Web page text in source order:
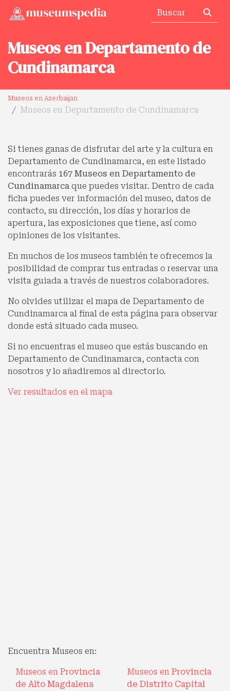
Museos en Departamento de
Cundinamarca
Museos en Azerbaijan
Museos en Departamento de Cundinamarca
Si tienes ganas de disfrutar del arte y la cultura en
Departamento de Cundinamarca, en este listado
encontrarás 167 Museos en Departamento de
Cundinamarca que puedes visitar. Dentro de cada
ficha puedes ver información del museo, datos de
contacto, su dirección, los días y horarios de
apertura, las exposiciones que tiene, así como
opiniones de los visitantes.
En muchos de los museos también te ofrecemos la
posibilidad de comprar tus entradas o reservar una
visita guiada a través de nuestros colaboradores.
No olvides utilizar el mapa de Departamento de
Cundinamarca al final de esta página para observar
donde está situado cada museo.
Si no encuentras el museo que estás buscando en
Departamento de Cundinamarca, contacta con
nosotros y lo añadiremos al directorio.
Ver resultados en el mapa
Encuentra Museos en:
Museos en Provincia
de Alto Magdalena
Museos en Provincia
de Distrito Capital